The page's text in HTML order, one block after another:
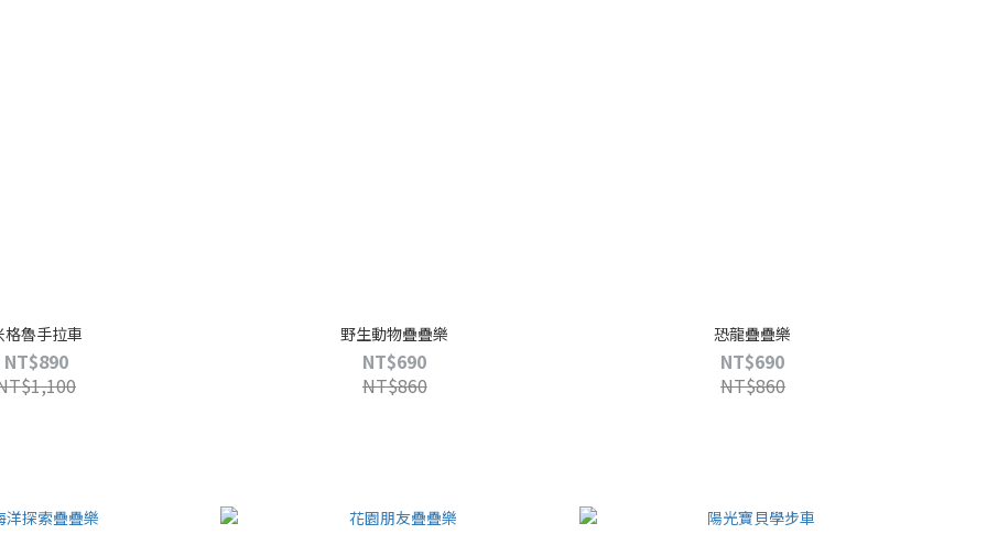
格魯手拉車
NT$890
野生動物疊疊樂
NT$690
NT$860
恐龍疊疊樂
NT$690
NT$860